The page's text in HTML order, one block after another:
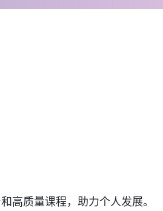
高质量课程，助力个人发展。